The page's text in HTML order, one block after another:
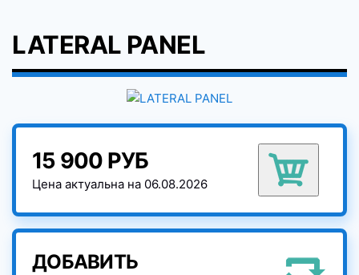
LATERAL PANEL
15 900 РУБ
Цена актуальна на 06.08.2026
ДОБАВИТЬ